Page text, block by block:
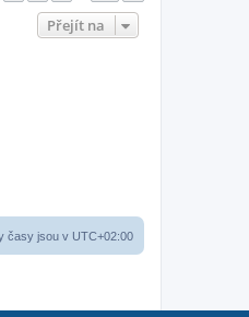
Přejít na
časy jsou v UTC+02:00